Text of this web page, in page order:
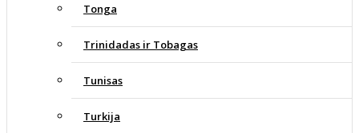
Tonga
Trinidadas ir Tobagas
Tunisas
Turkija